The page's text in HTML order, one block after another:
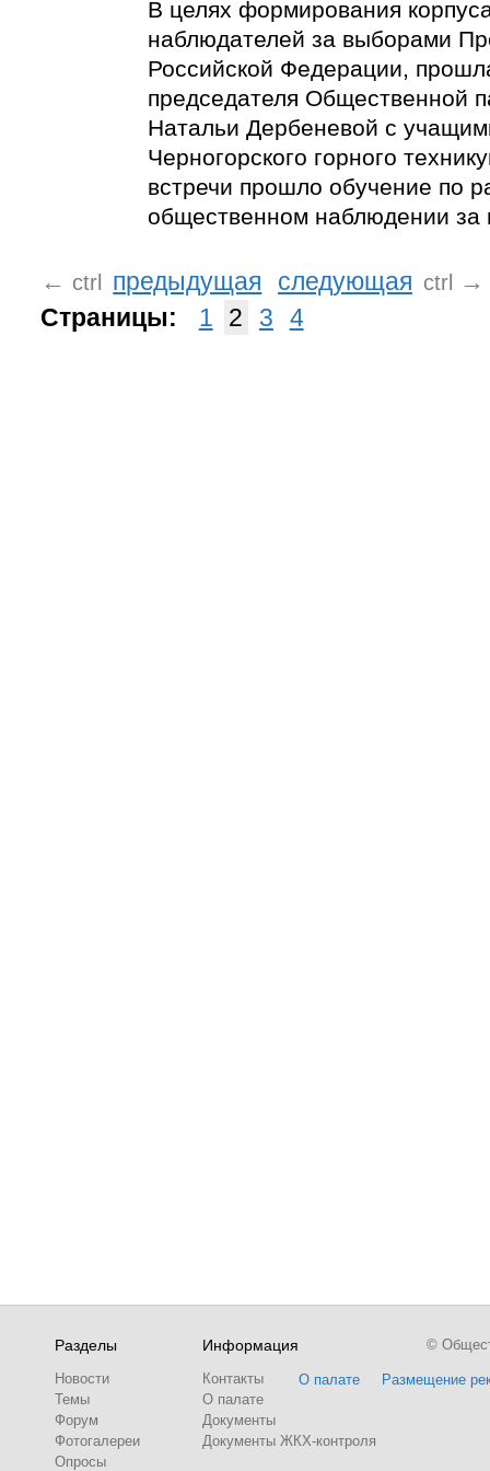
В целях формирования
наблюдателей за выборами
Российской Федерации,
председателя Общественной
Натальи Дербеневой с
Черногорского горного
встречи прошло обучение по
общественном наблюдении за
← ctrl предыдущая следующая ctrl
→
Страницы:
1 2 3 4
Разделы
Новости
Темы
Форум
Фотогалереи
Опросы
Информация
Контакты
О палате
Документы
Документы ЖКХ-контроля
О палате Размещение
©